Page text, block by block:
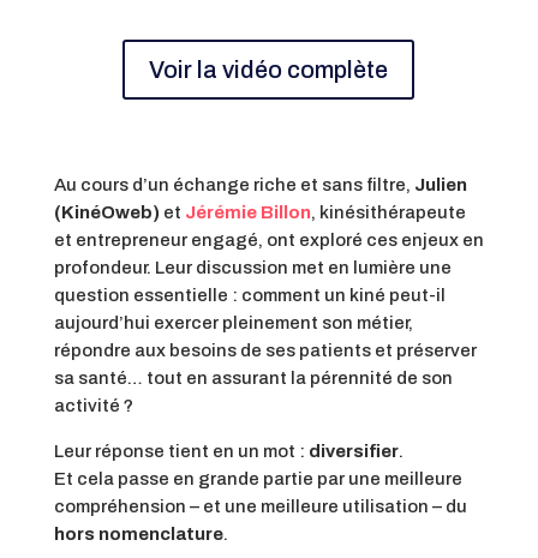
Voir la vidéo complète
Au cours d’un échange riche et sans filtre, Julien
(KinéOweb) et Jérémie Billon, kinésithérapeute
et entrepreneur engagé, ont exploré ces enjeux en
profondeur. Leur discussion met en lumière une
question essentielle : comment un kiné peut-il
aujourd’hui exercer pleinement son métier,
répondre aux besoins de ses patients et préserver
sa santé… tout en assurant la pérennité de son
activité ?
Leur réponse tient en un mot : diversifier.
Et cela passe en grande partie par une meilleure
compréhension – et une meilleure utilisation – du
hors nomenclature.